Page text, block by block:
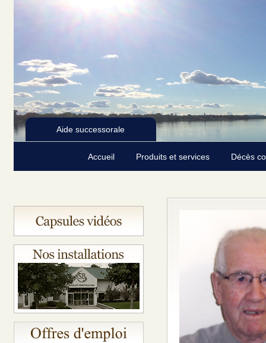
Aide successorale
Accueil Produits et services Décès